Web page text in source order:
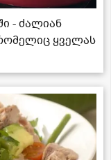
- ძალიან
ყველას